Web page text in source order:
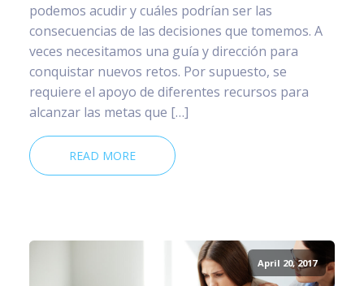
podemos acudir y cuáles podrían ser las
consecuencias de las decisiones que tomemos. A
veces necesitamos una guía y dirección para
conquistar nuevos retos. Por supuesto, se
requiere el apoyo de diferentes recursos para
alcanzar las metas que […]
READ MORE
April 20, 2017